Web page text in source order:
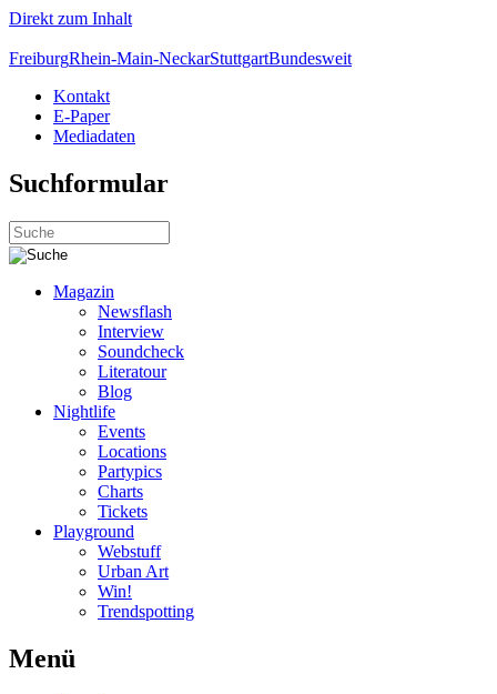
Direkt zum Inhalt
FreiburgRhein-Main-NeckarStuttgartBundesweit
Kontakt
E-Paper
Mediadaten
Suchformular
Magazin
Newsflash
Interview
Soundcheck
Literatour
Blog
Nightlife
Events
Locations
Partypics
Charts
Tickets
Playground
Webstuff
Urban Art
Win!
Trendspotting
Menü